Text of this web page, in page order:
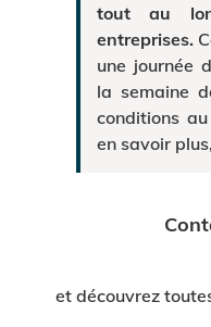
tout au
entreprises.
une journée
la semaine
conditions
en savoir plus,
et découvrez